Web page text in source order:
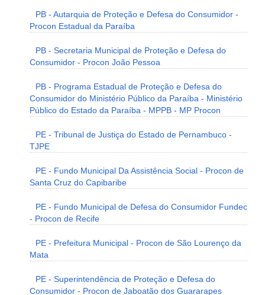
PB - Autarquia de Proteção e Defesa do Consumidor -
Procon Estadual da Paraíba
PB - Secretaria Municipal de Proteção e Defesa do
Consumidor - Procon João Pessoa
PB - Programa Estadual de Proteção e Defesa do
Consumidor do Ministério Público da Paraíba - Ministério
Público do Estado da Paraíba - MPPB - MP Procon
PE - Tribunal de Justiça do Estado de Pernambuco -
TJPE
PE - Fundo Municipal Da Assistência Social - Procon de
Santa Cruz do Capibaribe
PE - Fundo Municipal de Defesa do Consumidor Fundec
- Procon de Recife
PE - Prefeitura Municipal - Procon de São Lourenço da
Mata
PE - Superintendência de Proteção e Defesa do
Consumidor - Procon de Jaboatão dos Guararapes